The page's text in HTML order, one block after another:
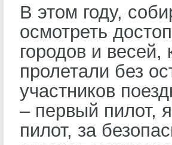
В этом году,
осмотреть
городов и
пролетали без
участников
– первый пилот,
пилот, за